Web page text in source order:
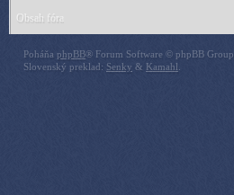
Obsah fóra
Poháňa phpBB® Forum Software © phpBB Group
Slovenský preklad: Senky & Kamahl